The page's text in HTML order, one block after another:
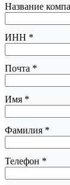
Название
ИНН *
Почта *
Имя *
Фамилия *
Телефон *